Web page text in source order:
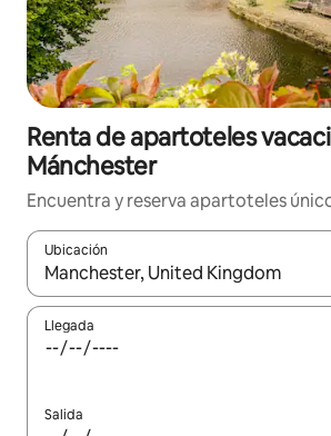
Renta de apartoteles
Mánchester
Encuentra y reserva apartoteles
Ubicación
Cuando los resultados estén
Llegada
Salida